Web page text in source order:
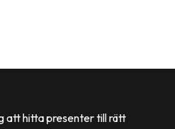
att hitta presenter till rätt